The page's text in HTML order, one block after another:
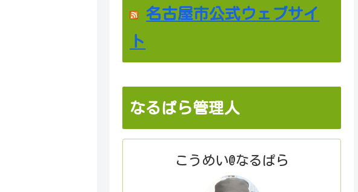
名古屋市公式ウェブサイ
ト
なるぱら管理人
こうめい@なるぱら